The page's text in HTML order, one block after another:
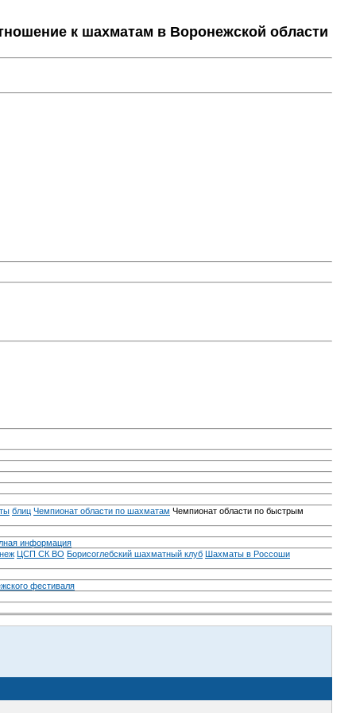
к шахматам в Воронежской области
блиц Чемпионат области по шахматам Чемпионат области по быстрым
информация
ЦСП СК ВО Борисоглебский шахматный клуб Шахматы в Россоши
фестиваля